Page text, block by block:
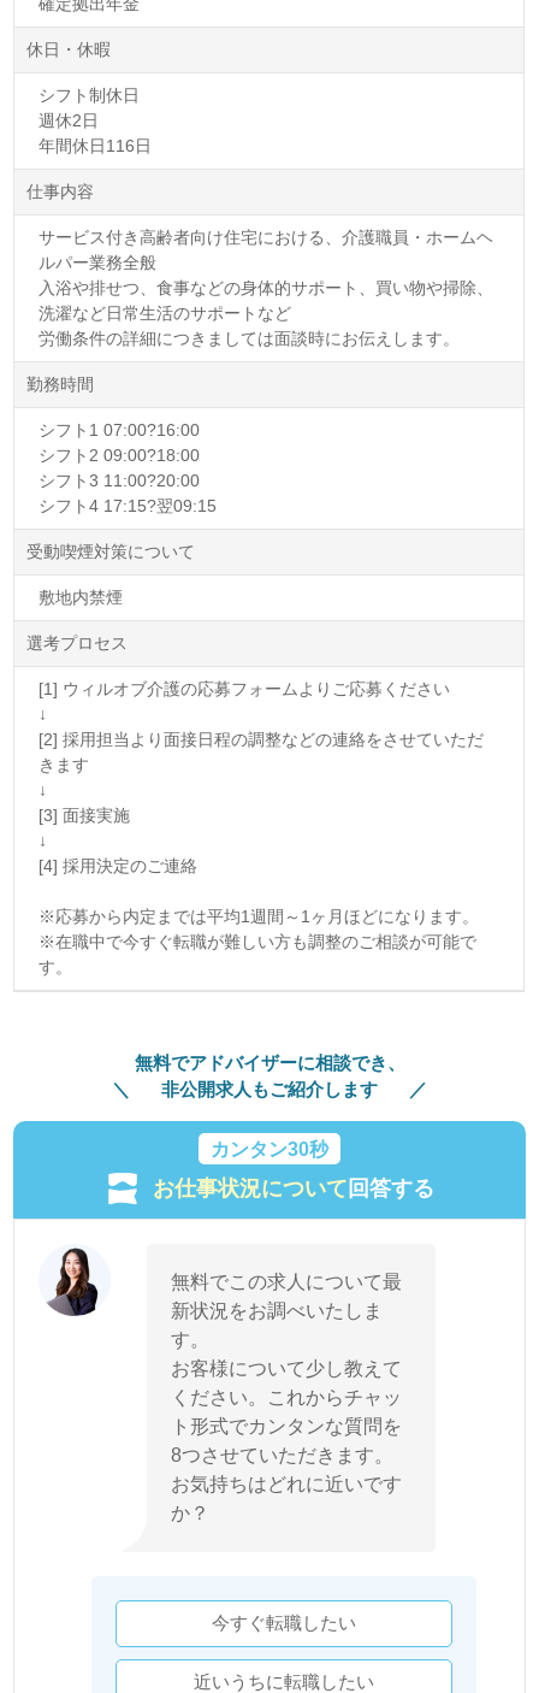
休日・休暇
シフト制休日
週休2日
年間休日116日
仕事内容
サービス付き高齢者向け住宅における、介護職員・ホームヘ
ルパー業務全般
入浴や排せつ、食事などの身体的サポート、買い物や掃除、
洗濯など日常生活のサポートなど
労働条件の詳細につきましては面談時にお伝えします。
勤務時間
シフト1 07:00?16:00
シフト2 09:00?18:00
シフト3 11:00?20:00
シフト4 17:15?翌09:15
受動喫煙対策について
敷地内禁煙
選考プロセス
[1] ウィルオブ介護の応募フォームよりご応募ください
↓
[2] 採用担当より面接日程の調整などの連絡をさせていただ
きます
↓
[3] 面接実施
↓
[4] 採用決定のご連絡
※応募から内定までは平均1週間～1ヶ月ほどになります。
※在職中で今すぐ転職が難しい方も調整のご相談が可能で
す。
無料でアドバイザーに相談でき、
非公開求人もご紹介します
カンタン30秒
お仕事状況について回答する
無料でこの求人について最
新状況をお調べいたしま
す。
お客様について少し教えて
ください。これからチャッ
ト形式でカンタンな質問を
8つさせていただきます。
お気持ちはどれに近いです
か？
今すぐ転職したい
近いうちに転職したい